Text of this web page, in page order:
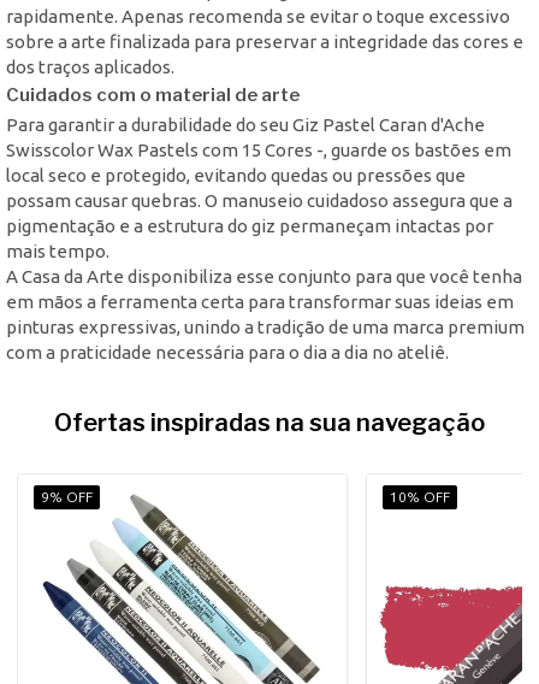
rapidamente. Apenas recomenda se evitar o toque excessivo
sobre a arte finalizada para preservar a integridade das cores e
dos traços aplicados.
Cuidados com o material de arte
Para garantir a durabilidade do seu Giz Pastel Caran d'Ache
Swisscolor Wax Pastels com 15 Cores -, guarde os bastões em
local seco e protegido, evitando quedas ou pressões que
possam causar quebras. O manuseio cuidadoso assegura que a
pigmentação e a estrutura do giz permaneçam intactas por
mais tempo.
A Casa da Arte disponibiliza esse conjunto para que você tenha
em mãos a ferramenta certa para transformar suas ideias em
pinturas expressivas, unindo a tradição de uma marca premium
com a praticidade necessária para o dia a dia no ateliê.
Ofertas inspiradas na sua navegação
9% OFF 10% OFF